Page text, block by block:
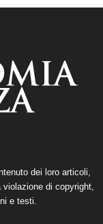
dei loro articoli,
di copyright,
e testi.